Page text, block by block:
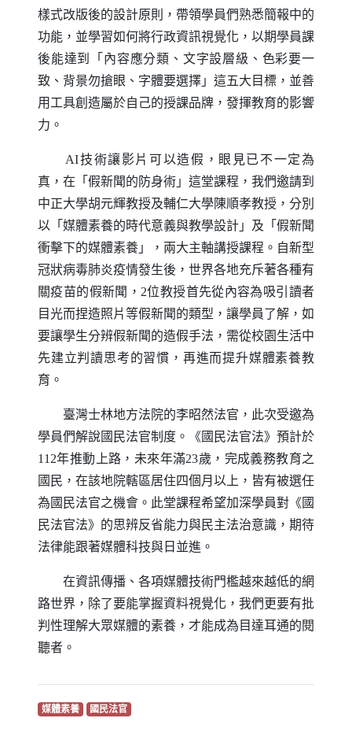
樣式改版後的設計原則，帶領學員們熟悉簡報中的
功能，並學習如何將行政資訊視覺化，以期學員課
後能達到「內容應分類、文字設層級、色彩要一
致、背景勿搶眼、字體要選擇」這五大目標，並善
用工具創造屬於自己的授課品牌，發揮教育的影響
力。
AI技術讓影片可以造假，眼見已不一定為
真，在「假新聞的防身術」這堂課程，我們邀請到
中正大學胡元輝教授及輔仁大學陳順孝教授，分別
以「媒體素養的時代意義與教學設計」及「假新聞
衝擊下的媒體素養」，兩大主軸講授課程。自新型
冠狀病毒肺炎疫情發生後，世界各地充斥著各種有
關疫苗的假新聞，2位教授首先從內容為吸引讀者
目光而捏造照片等假新聞的類型，讓學員了解，如
要讓學生分辨假新聞的造假手法，需從校園生活中
先建立判讀思考的習慣，再進而提升媒體素養教
育。
臺灣士林地方法院的李昭然法官，此次受邀為
學員們解說國民法官制度。《國民法官法》預計於
112年推動上路，未來年滿23歲，完成義務教育之
國民，在該地院轄區居住四個月以上，皆有被選任
為國民法官之機會。此堂課程希望加深學員對《國
民法官法》的思辨反省能力與民主法治意識，期待
法律能跟著媒體科技與日並進。
在資訊傳播、各項媒體技術門檻越來越低的網
路世界，除了要能掌握資料視覺化，我們更要有批
判性理解大眾媒體的素養，才能成為目達耳通的閱
聽者。
媒體素養（另開新視窗）
國民法官（另開新視窗）